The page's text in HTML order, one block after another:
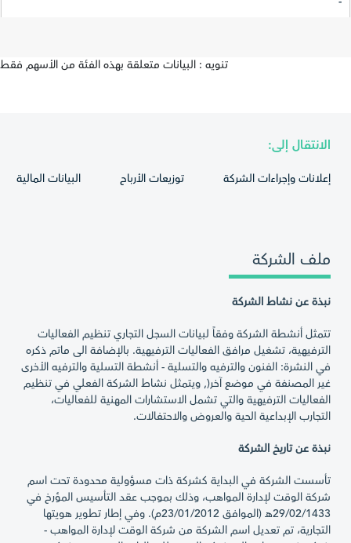
تنويه : البيانات متعلقة بهذه الفئة من الأسهم فقط
الانتقال إلى:
إعلانات وإجراءات الشركة توزيعات الأرباح البيانات المالية
ملف الشركة
نبذة عن نشاط الشركة
تتمثل أنشطة الشركة وفقاً لبيانات السجل التجاري تنظيم الفعاليات
الترفيهية، تشغيل مرافق الفعاليات الترفيهية. بالإضافة الى ماتم ذكره
في النشرة: الفنون والترفيه والتسلية - أنشطة التسلية والترفيه الأخرى
غير المصنفة في موضع آخر(, ويتمثل نشاط الشركة الفعلي في تنظيم
الفعاليات الترفيهية والتي تشمل الاستشارات المهنية للفعاليات،
التجارب الإبداعية الحية والعروض والاحتفالات.
نبذة عن تاريخ الشركة
تأسست الشركة في البداية كشركة ذات مسؤولية محدودة تحت اسم
شركة الوقت لإدارة المواهب، وذلك بموجب عقد التأسيس المؤرخ في
29/02/1433هـ (الموافق 23/01/2012م). وفي إطار تطوير هويتها
التجارية، تم تعديل اسم الشركة من شركة الوقت لإدارة المواهب -